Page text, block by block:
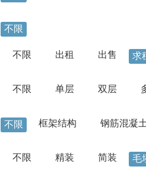
不限
不限 出租 出售 求
不限 单层 双层
不限 框架结构 钢筋混凝土
不限 精装 简装 毛